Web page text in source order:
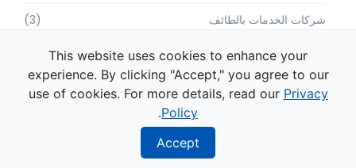
شركات الخدمات بالطائف
(3)
شركات الخدمات بالقصيم
شركات الخدمات بالقطيف
(7)
شركات الخدمات بالمدينة المنورة
This website uses cookies to enhance your
experience. By clicking "Accept," you agree to our
use of cookies. For more details, read our Privacy
Policy
.
Accept